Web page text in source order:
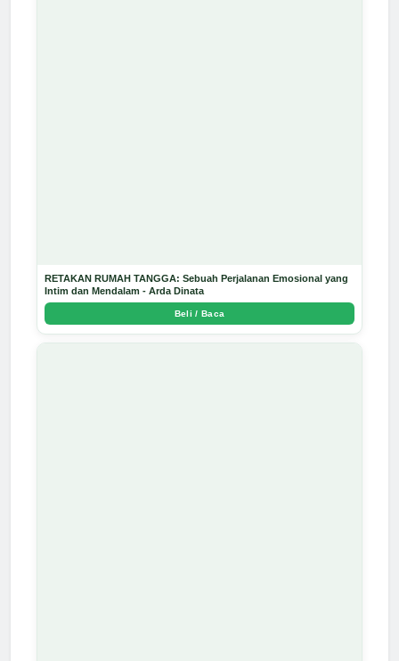
RETAKAN RUMAH TANGGA: Sebuah Perjalanan Emosional yang
Intim dan Mendalam - Arda Dinata
Beli / Baca